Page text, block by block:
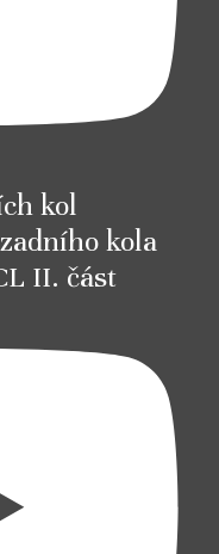
kol
kola
II. část